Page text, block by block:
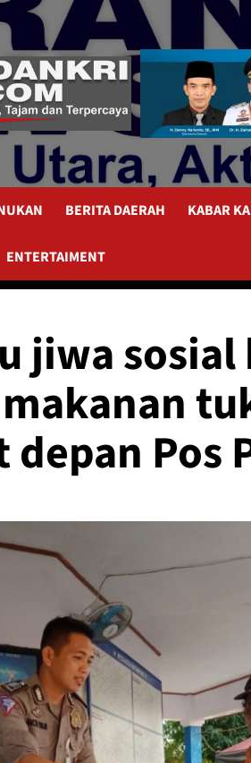
BERITA DAERAH KABAR
ENTERTAIMENT
jiwa sosial
Pos